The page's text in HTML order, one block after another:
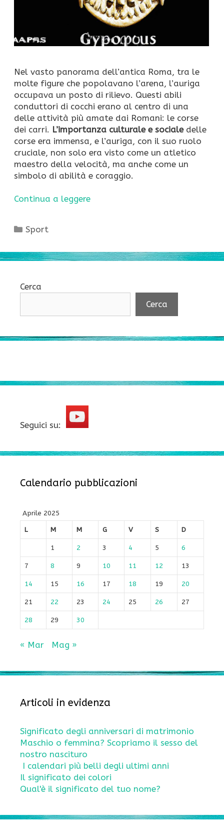
Nel vasto panorama dell’antica Roma, tra le
molte figure che popolavano l’arena, l’auriga
occupava un posto di rilievo. Questi abili
conduttori di cocchi erano al centro di una
delle attività più amate dai Romani: le corse
dei carri. L’importanza culturale e socialedelle
corse era immensa, e l’auriga, con il suo ruolo
cruciale, non solo era visto come un atletico
maestro della velocità, ma anche come un
simbolo di abilità e coraggio.
Continua a leggere
Categorie
Sport
Cerca
Cerca
Seguici su:
Calendario pubblicazioni
Aprile 2025
L
M M G V S D
1 2 3 4 5 6
7 8 9 10 11 12 13
14 15 16 17 18 19 20
21 22 23 24 25 26 27
28 29 30
« Mar Mag »
Articoli in evidenza
Significato degli anniversari di matrimonio
Maschio o femmina? Scopriamo il sesso del
nostro nascituro
I calendari più belli degli ultimi anni
Il significato dei colori
Qual'è il significato del tuo nome?